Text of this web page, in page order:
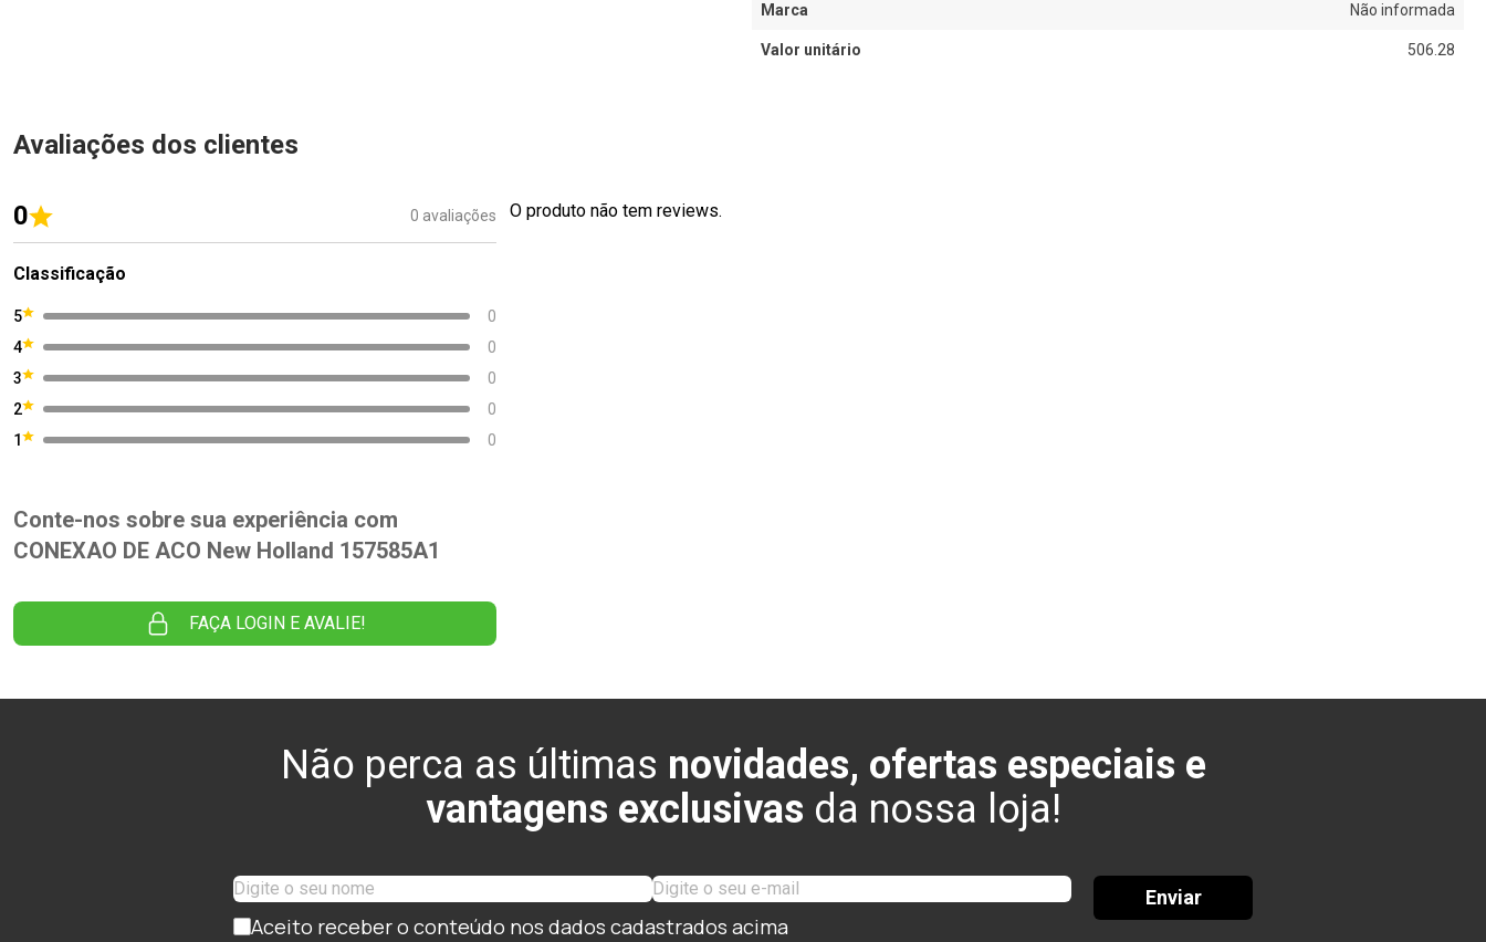
Marca Não informada
Valor unitário 506.28
Avaliações dos clientes
0 0 avaliações
Classificação
5
0
4
0
3
0
2
0
1
0
Conte-nos sobre sua experiência com
CONEXAO DE ACO New Holland 157585A1
FAÇA LOGIN E AVALIE!
O produto não tem reviews.
Não perca as últimas novidades, ofertas especiais e
vantagens exclusivas da nossa loja!
Aceito receber o conteúdo nos dados cadastrados acima
Enviar